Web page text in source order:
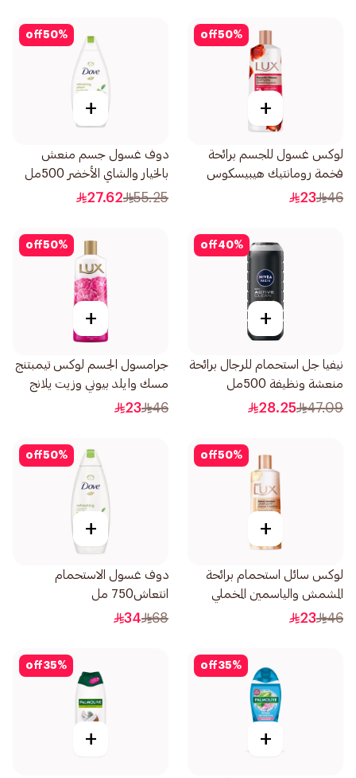
50%
off
+
لوكس غسول للجسم برائحة
فخمة رومانتيك هيبيسكوس
500مل
46
23
50%
off
+
دوف غسول جسم منعش
بالخيار والشاي الأخضر 500مل
55.25
27.62
40%
off
+
نيفيا جل استحمام للرجال برائحة
منعشة ونظيفة 500مل
47.09
28.25
50%
off
+
جرامسول الجسم لوكس تيمبتنج
مسك وايلد بيوني وزيت يلانج
يلانج 500مل
46
23
50%
off
+
لوكس سائل استحمام برائحة
المشمش والياسمين المخملي
500مل
46
23
50%
off
+
دوف غسول الاستحمام
انتعاش750 مل
68
34
35%
off
+
35%
off
+